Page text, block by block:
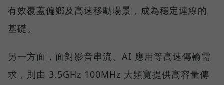
有效覆蓋偏鄉及高速移動場景，成為穩定連線的
基礎。
另一方面，面對影音串流、AI 應用等高速傳輸需
求，則由 3.5GHz 100MHz 大頻寬提供高容量傳